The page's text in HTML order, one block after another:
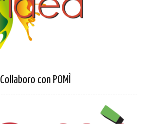
Collaboro con POMÌ